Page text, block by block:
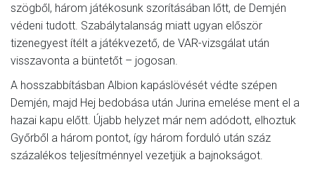
szögből, három játékosunk szorításában lőtt, de Demjén
védeni tudott. Szabálytalanság miatt ugyan először
tizenegyest ítélt a játékvezető, de VAR-vizsgálat után
visszavonta a büntetőt – jogosan.
A hosszabbításban Albion kapáslövését védte szépen
Demjén, majd Hej bedobása után Jurina emelése ment el a
hazai kapu előtt. Újabb helyzet már nem adódott, elhoztuk
Győrből a három pontot, így három forduló után száz
százalékos teljesítménnyel vezetjük a bajnokságot.